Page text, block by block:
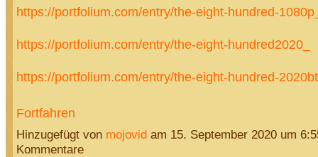
https://portfolium.com/entry/the-eight-hundred-
https://portfolium.com/entry/the-eight-hundred2020_
https://portfolium.com/entry/the-eight-hundred-
Fortfahren
Hinzugefügt von mojovidam 15. September 2020 um
Kommentare